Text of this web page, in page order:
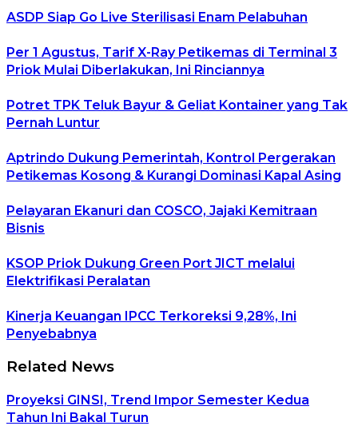
ASDP Siap Go Live Sterilisasi Enam Pelabuhan
Per 1 Agustus, Tarif X-Ray Petikemas di Terminal 3
Priok Mulai Diberlakukan, Ini Rinciannya
Potret TPK Teluk Bayur & Geliat Kontainer yang Tak
Pernah Luntur
Aptrindo Dukung Pemerintah, Kontrol Pergerakan
Petikemas Kosong & Kurangi Dominasi Kapal Asing
Pelayaran Ekanuri dan COSCO, Jajaki Kemitraan
Bisnis
KSOP Priok Dukung Green Port JICT melalui
Elektrifikasi Peralatan
Kinerja Keuangan IPCC Terkoreksi 9,28%, Ini
Penyebabnya
Related News
Proyeksi GINSI, Trend Impor Semester Kedua
Tahun Ini Bakal Turun